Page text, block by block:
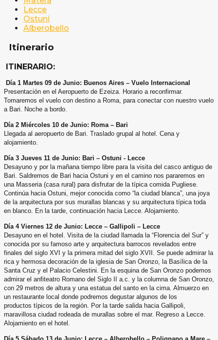
Lecce
Ostuni
Alberobello
Itinerario
ITINERARIO:
Día 1 Martes 09 de Junio: Buenos Aires – Vuelo Internacional
Presentación en el Aeropuerto de Ezeiza. Horario a reconfirmar.
Tomaremos el vuelo con destino a Roma, para conectar con nuestro vuelo
a Bari. Noche a bordo.
Día 2 Miércoles 10 de Junio: Roma – Bari
Llegada al aeropuerto de Bari. Traslado grupal al hotel. Cena y
alojamiento.
Día 3 Jueves 11 de Junio: Bari – Ostuni - Lecce
Desayuno y por la mañana tiempo libre para la visita del casco antiguo de
Bari. Saldremos de Bari hacia Ostuni y en el camino nos pararemos en
una Masseria (casa rural) para disfrutar de la típica comida Pugliese.
Continúa hacia Ostuni, mejor conocida como “la ciudad blanca”, una joya
de la arquitectura por sus murallas blancas y su arquitectura típica toda
en blanco. En la tarde, continuación hacia Lecce. Alojamiento.
Día 4 Viernes 12 de Junio: Lecce – Gallipoli – Lecce
Desayuno en el hotel. Visita de la ciudad llamada la “Florencia del Sur” y
conocida por su famoso arte y arquitectura barrocos revelados entre
finales del siglo XVI y la primera mitad del siglo XVII. Se puede admirar la
rica y hermosa decoración de la iglesia de San Oronzo, la Basílica de la
Santa Cruz y el Palacio Celestini. En la esquina de San Oronzo podemos
admirar el anfiteatro Romano del Siglo II a.c. y la columna de San Oronzo,
con 29 metros de altura y una estatua del santo en la cima. Almuerzo en
un restaurante local donde podremos degustar algunos de los
productos típicos de la región. Por la tarde salida hacia Gallipoli,
maravillosa ciudad rodeada de murallas sobre el mar. Regreso a Lecce.
Alojamiento en el hotel.